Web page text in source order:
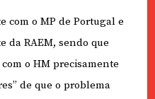
com o MP de Portugal e
da RAEM, sendo que
o HM precisamente
de que o problema